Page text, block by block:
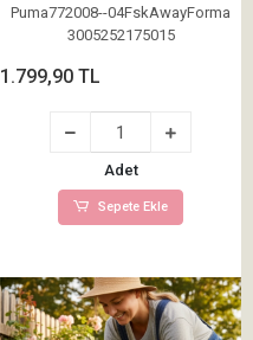
Puma772008--04FskAwayForma
3005252175015
1.799,90 TL
Adet
Sepete Ekle